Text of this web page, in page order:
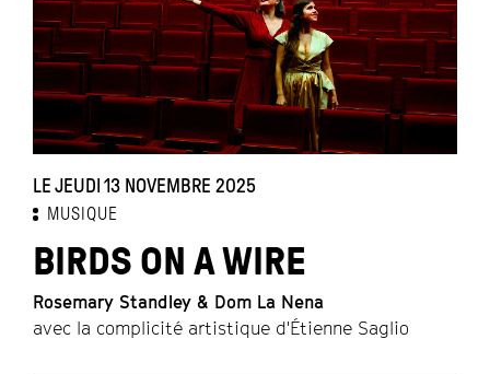
LE JEUDI 13 NOVEMBRE 2025
MUSIQUE
BIRDS ON A WIRE
Rosemary Standley & Dom La Nena
avec la complicité artistique d'Étienne Saglio